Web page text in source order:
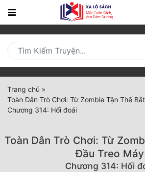
Trang
Mới
Cập
Nhật
(current)
BXH
Trang chủ »
Toàn Dân Trò Chơi: Từ Zombie Tận Thế
Chương 314: Hối đoái
Toàn Dân Trò Chơi: Từ
Đầu Treo Máy
Chương 314: Hối